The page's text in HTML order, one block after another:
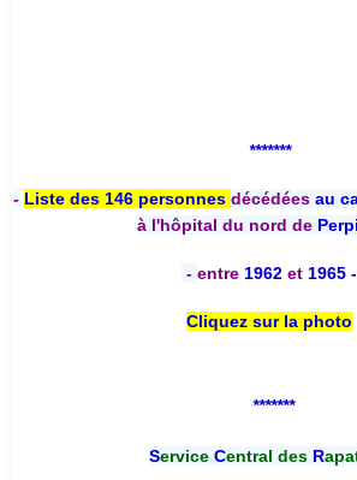
*******
- Liste des 146 personnes décédées au
à l'hôpital du nord de
- entre 1962 et 1965 -
Cliquez sur la photo
*******
Service Central desR